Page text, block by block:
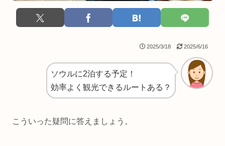
2025/3/18 2025/6/16
ソウルに2泊する予定！
効率よく観光できるルートある？
こういった疑問に答えましょう。